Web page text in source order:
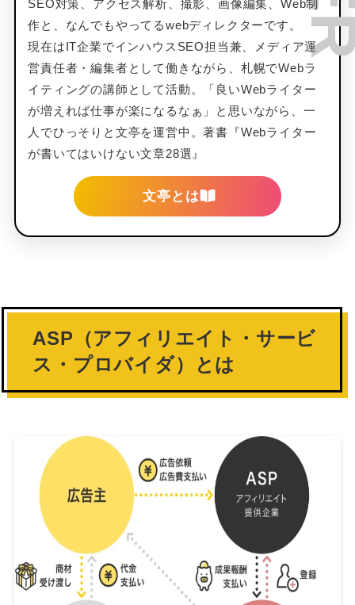
SEO対策、アクセス解析、撮影、画像編集、Web制
作と、なんでもやってるwebディレクターです。
現在はIT企業でインハウスSEO担当兼、メディア運
営責任者・編集者として働きながら、札幌でWebラ
イティングの講師として活動。「良いWebライター
が増えれば仕事が楽になるなぁ」と思いながら、一
人でひっそりと文亭を運営中。著書『Webライター
が書いてはいけない文章28選』
文亭とは
ASP（アフィリエイト・サービ
ス・プロバイダ）とは